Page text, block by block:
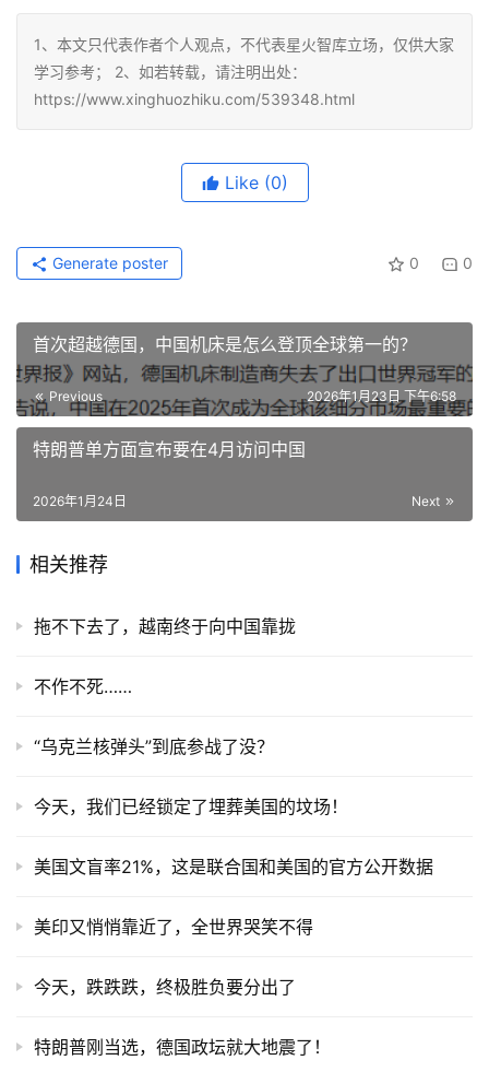
1、本文只代表作者个人观点，不代表星火智库立场，仅供大家
学习参考； 2、如若转载，请注明出处：
https://www.xinghuozhiku.com/539348.html
Like (0)
0 0
Generate poster
首次超越德国，中国机床是怎么登顶全球第一的？
Previous 2026年1月23日 下午6:58
特朗普单方面宣布要在4月访问中国
Next
2026年1月24日
相关推荐
拖不下去了，越南终于向中国靠拢
不作不死……
“乌克兰核弹头”到底参战了没？
今天，我们已经锁定了埋葬美国的坟场！
美国文盲率21%，这是联合国和美国的官方公开数据
美印又悄悄靠近了，全世界哭笑不得
今天，跌跌跌，终极胜负要分出了
特朗普刚当选，德国政坛就大地震了！